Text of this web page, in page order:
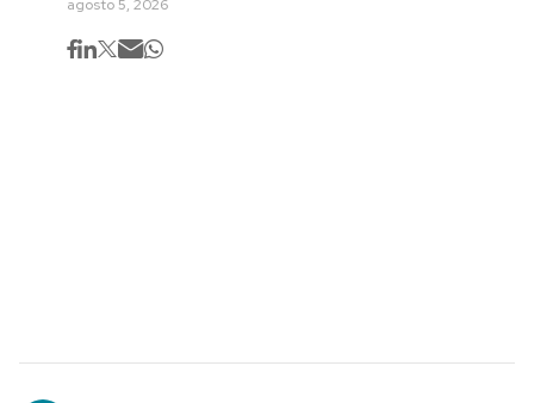
agosto 5, 2026